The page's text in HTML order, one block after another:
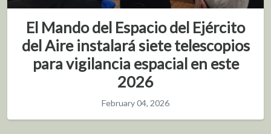
El Mando del Espacio del Ejército
del Aire instalará siete telescopios
para vigilancia espacial en este
2026
February 04, 2026